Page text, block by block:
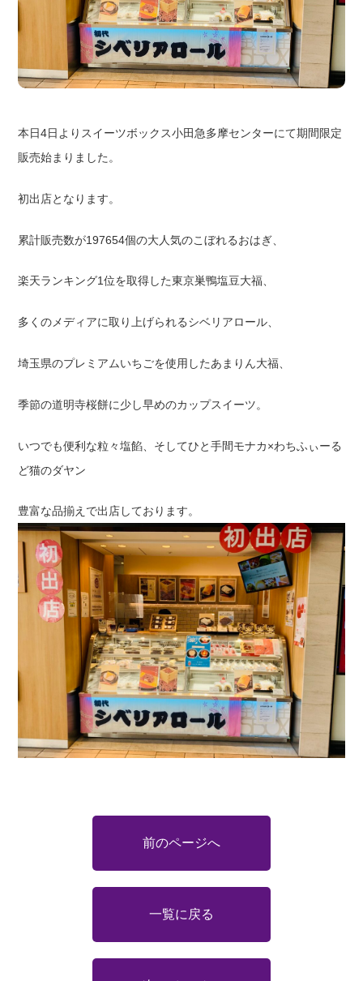
本日4日よりスイーツボックス小田急多摩センターにて期間限定
販売始まりました。
初出店となります。
累計販売数が197654個の大人気のこぼれるおはぎ、
楽天ランキング1位を取得した東京巣鴨塩豆大福、
多くのメディアに取り上げられるシベリアロール、
埼玉県のプレミアムいちごを使用したあまりん大福、
季節の道明寺桜餅に少し早めのカップスイーツ。
いつでも便利な粒々塩餡、そしてひと手間モナカ×わちふぃーる
ど猫のダヤン
豊富な品揃えで出店しております。
前のページへ
一覧に戻る